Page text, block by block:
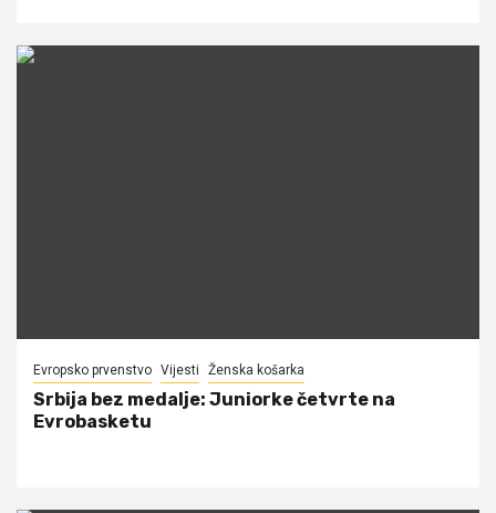
Evropsko prvenstvo Vijesti Ženska košarka
Srbija bez medalje: Juniorke četvrte na
Evrobasketu